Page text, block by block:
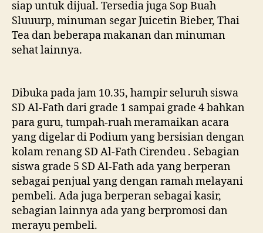
siap untuk dijual. Tersedia juga Sop Buah
Sluuurp, minuman segar Juicetin Bieber, Thai
Tea dan beberapa makanan dan minuman
sehat lainnya.
Dibuka pada jam 10.35, hampir seluruh siswa
SD Al-Fath dari grade 1 sampai grade 4 bahkan
para guru, tumpah-ruah meramaikan acara
yang digelar di Podium yang bersisian dengan
kolam renang SD Al-Fath Cirendeu . Sebagian
siswa grade 5 SD Al-Fath ada yang berperan
sebagai penjual yang dengan ramah melayani
pembeli. Ada juga berperan sebagai kasir,
sebagian lainnya ada yang berpromosi dan
merayu pembeli.